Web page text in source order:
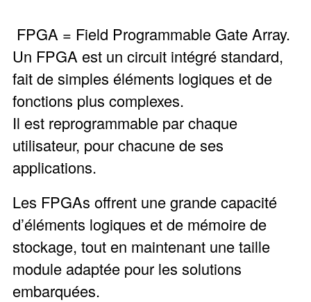
FPGA = Field Programmable Gate Array.
Un FPGA est un circuit intégré standard,
fait de simples éléments logiques et de
fonctions plus complexes.
Il est reprogrammable par chaque
utilisateur, pour chacune de ses
applications.
Les FPGAs offrent une grande capacité
d’éléments logiques et de mémoire de
stockage, tout en maintenant une taille
module adaptée pour les solutions
embarquées.